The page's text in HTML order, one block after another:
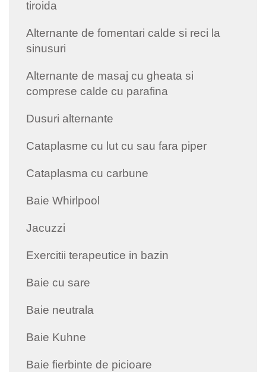
tiroida
Alternante de fomentari calde si reci la
sinusuri
Alternante de masaj cu gheata si
comprese calde cu parafina
Dusuri alternante
Cataplasme cu lut cu sau fara piper
Cataplasma cu carbune
Baie Whirlpool
Jacuzzi
Exercitii terapeutice in bazin
Baie cu sare
Baie neutrala
Baie Kuhne
Baie fierbinte de picioare